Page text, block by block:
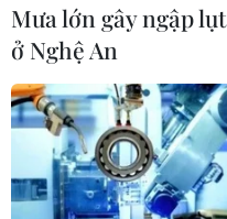
Canada gây sức
nhôm, thép
27/02/2019 08:34
Mưa lớn gây ngập
ở Nghệ An